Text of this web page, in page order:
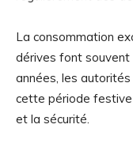
La consommation
dérives font souvent
années, les
cette période festive
et la sécurité.